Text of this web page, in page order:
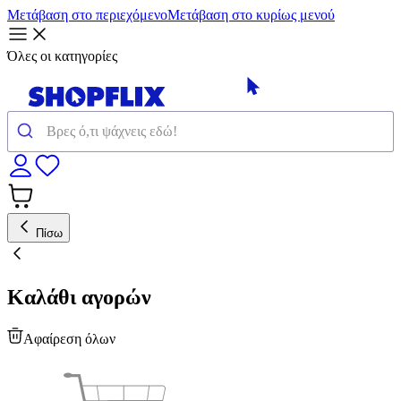
Μετάβαση στο περιεχόμενοΜετάβαση στο κυρίως μενού
Όλες οι κατηγορίες
Πίσω
Καλάθι αγορών
Αφαίρεση όλων